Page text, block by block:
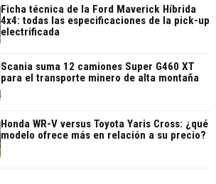
Ficha técnica de la Ford Maverick Híbrida
4x4: todas las especificaciones de la pick-up
electrificada
Scania suma 12 camiones Super G460 XT
para el transporte minero de alta montaña
Honda WR-V versus Toyota Yaris Cross: ¿qué
modelo ofrece más en relación a su precio?